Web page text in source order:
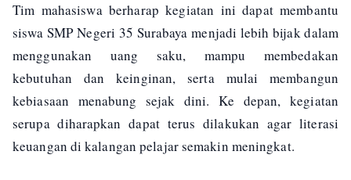
Tim mahasiswa berharap kegiatan ini dapat membantu
siswa SMP Negeri 35 Surabaya menjadi lebih bijak dalam
menggunakan uang saku, mampu membedakan
kebutuhan dan keinginan, serta mulai membangun
kebiasaan menabung sejak dini. Ke depan, kegiatan
serupa diharapkan dapat terus dilakukan agar literasi
keuangan di kalangan pelajar semakin meningkat.